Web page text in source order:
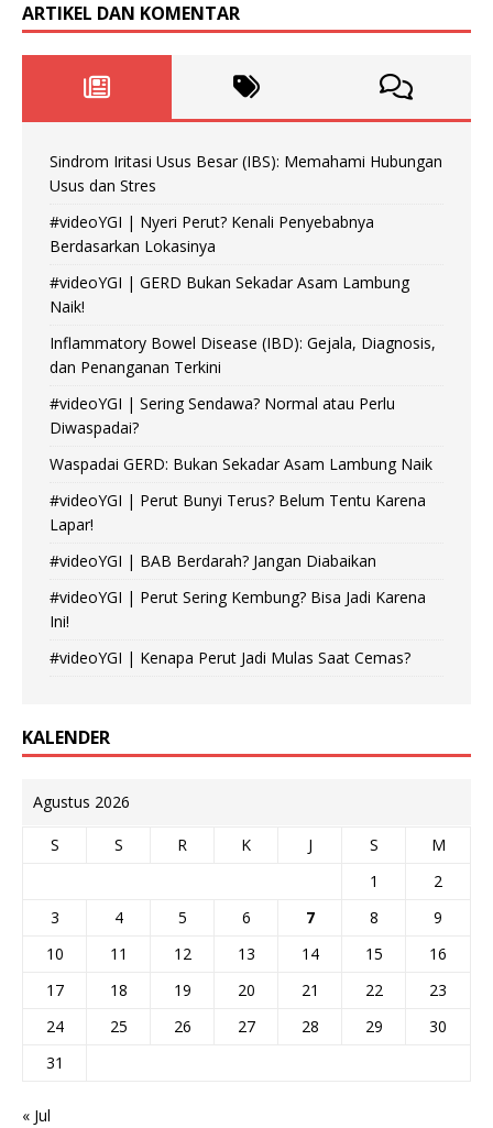
ARTIKEL DAN KOMENTAR
Sindrom Iritasi Usus Besar (IBS): Memahami Hubungan
Usus dan Stres
#videoYGI | Nyeri Perut? Kenali Penyebabnya
Berdasarkan Lokasinya
#videoYGI | GERD Bukan Sekadar Asam Lambung
Naik!
Inflammatory Bowel Disease (IBD): Gejala, Diagnosis,
dan Penanganan Terkini
#videoYGI | Sering Sendawa? Normal atau Perlu
Diwaspadai?
Waspadai GERD: Bukan Sekadar Asam Lambung Naik
#videoYGI | Perut Bunyi Terus? Belum Tentu Karena
Lapar!
#videoYGI | BAB Berdarah? Jangan Diabaikan
#videoYGI | Perut Sering Kembung? Bisa Jadi Karena
Ini!
#videoYGI | Kenapa Perut Jadi Mulas Saat Cemas?
KALENDER
Agustus 2026
S S R K J S
M
1
2
3
4 5 6 7 8
9
10
11 12 13 14 15
16
17
18 19 20 21 22
23
24
25 26 27 28 29
30
31
« Jul